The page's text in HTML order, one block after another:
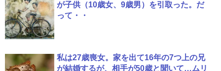
が子供（10歳女、9歳男）を引取った。だ
って・・
私は27歳喪女。家を出て16年の7つ上の兄
が結婚するが、相手が50歳と聞いて…ムリ